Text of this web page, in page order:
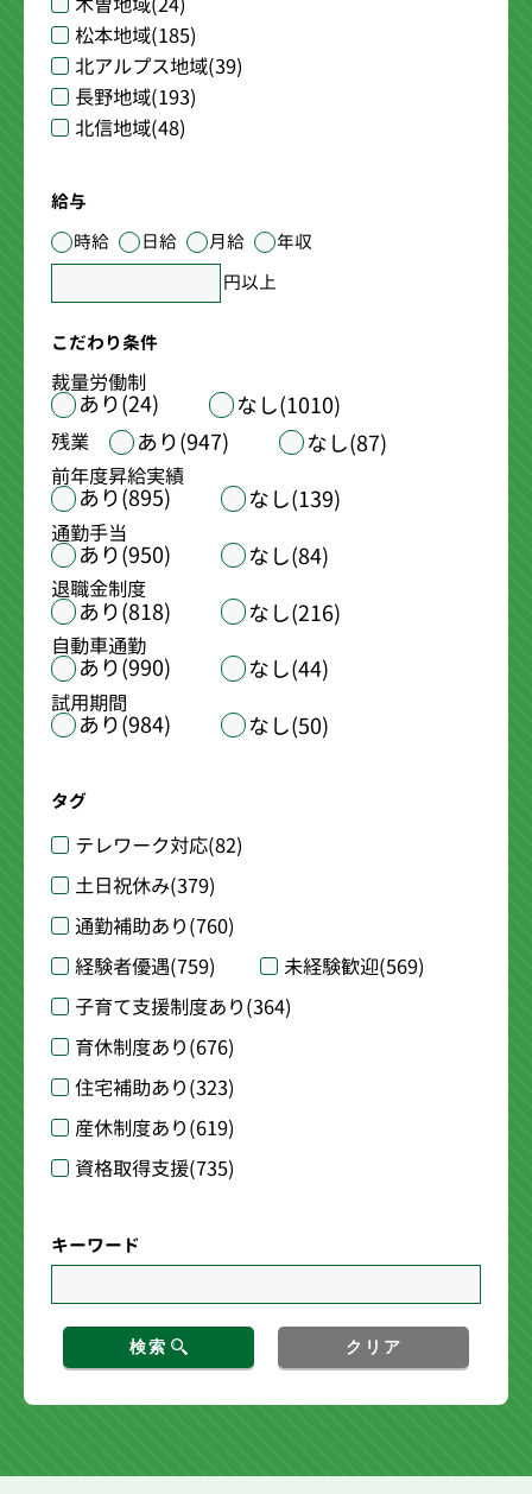
松本地域(185)
北アルプス地域(39)
長野地域(193)
北信地域(48)
給与
時給
日給 月給
年収
円以上
こだわり条件
裁量労働制
あり(24) なし(1010)
残業 あり(947) なし(87)
前年度昇給実績
あり(895) なし(139)
通勤手当
あり(950) なし(84)
退職金制度
あり(818) なし(216)
自動車通勤
あり(990) なし(44)
試用期間
あり(984) なし(50)
タグ
テレワーク対応(82)
土日祝休み(379)
通勤補助あり(760)
経験者優遇(759) 未経験歓迎(569)
子育て支援制度あり(364)
育休制度あり(676)
住宅補助あり(323)
産休制度あり(619)
資格取得支援(735)
キーワード
検索 クリア